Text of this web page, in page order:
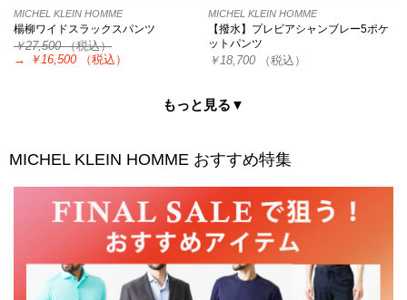
MICHEL KLEIN HOMME
楊柳ワイドスラックスパンツ
￥27,500（税込）
→
￥16,500 （税込）
MICHEL KLEIN HOMME
【撥水】プレビアシャンブレー5ポケ
ットパンツ
￥18,700 （税込）
もっと見る▼
MICHEL KLEIN HOMME おすすめ特集